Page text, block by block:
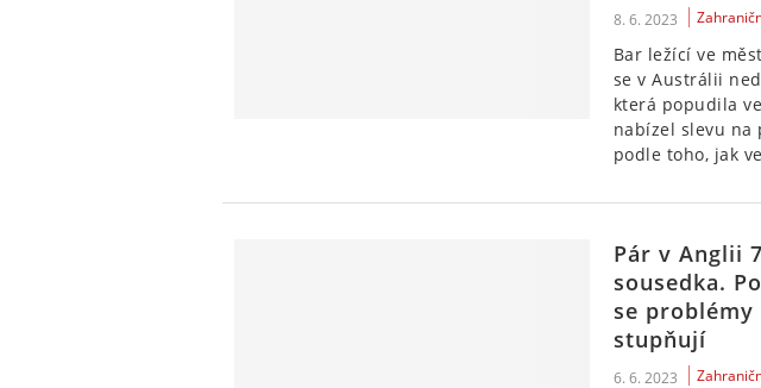
8. 6. 2023
Bar ležící ve
se v Austrálii
která popudila
nabízel slevu na
podle toho, jak
Pár v Anglii
sousedka.
se problémy
stupňují
6. 6. 2023